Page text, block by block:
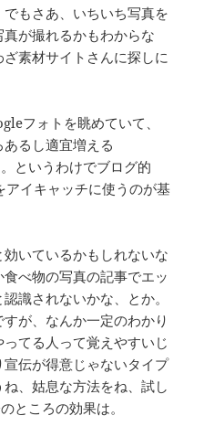
もさあ、いちいち写真を
が撮れるかもわからな
素材サイトさんに探しに
フォトを眺めていて、
あるし適宜増える
というわけでブログ的
イキャッチに使うのが基
いているかもしれないな
べ物の写真の記事でエッ
識されないかな、とか。
が、なんか一定のわかり
てる人って覚えやすいじ
伝が得意じゃないタイプ
、姑息な方法をね、試し
ところの効果は。